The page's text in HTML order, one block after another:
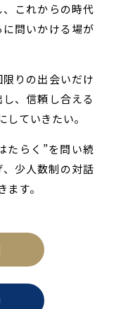
これからの時代
問いかける場が
りの出会いだけ
、信頼し合える
ていきたい。
たらく”を問い続
少人数制の対話
す。